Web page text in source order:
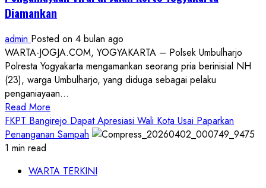
ke-
Sultan
HB
X,
Malioboro
Ditutup
Total
Diamankan
admin Posted on 4 bulan ago
WARTA-JOGJA.COM, YOGYAKARTA – Polsek Umbulharjo
Polresta Yogyakarta mengamankan seorang pria berinisial NH
(23), warga Umbulharjo, yang diduga sebagai pelaku
penganiayaan...
Read More
more
about
Pria
FKPT Bangirejo Dapat Apresiasi Wali Kota Usai Paparkan
Penanganan Sampah
1 min read
WARTA TERKINI